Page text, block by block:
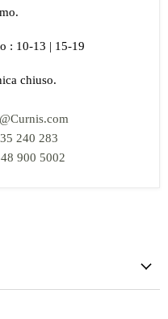
: 10-13 | 15-19
chiuso.
240 283
900 5002